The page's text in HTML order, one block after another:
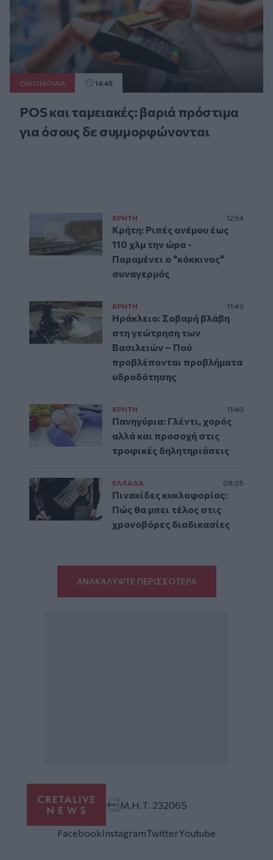
ΟΙΚΟΝΟΜΙΑ 14:45
POS και ταμειακές: βαριά πρόστιμα
για όσους δε συμμορφώνονται
ΚΡΗΤΗ 12:54
Κρήτη: Ριπές ανέμου έως
110 χλμ την ώρα -
Παραμένει ο "κόκκινος"
συναγερμός
ΚΡΗΤΗ 11:49
Ηράκλειο: Σοβαρή βλάβη
στη γεώτρηση των
Βασιλειών – Πού
προβλέπονται προβλήματα
υδροδότησης
ΚΡΗΤΗ 11:40
Πανηγύρια: Γλέντι, χορός
αλλά και προσοχή στις
τροφικές δηλητηριάσεις
ΕΛΛAΔΑ 08:05
Πινακίδες κυκλοφορίας:
Πώς θα μπει τέλος στις
χρονοβόρες διαδικασίες
ΑΝΑΚΑΛΥΨΤΕ ΠΕΡΙΣΣΟΤΕΡΑ
Μ.Η.Τ. 232065
FacebookInstagramTwitterYoutube